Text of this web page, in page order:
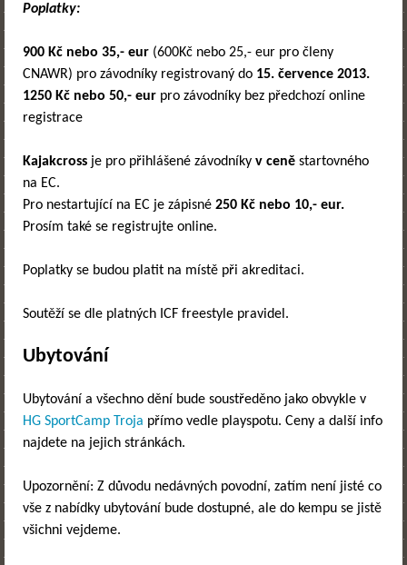
Poplatky:
900 Kč nebo 35,- eur (600Kč nebo 25,- eur pro členy
CNAWR) pro závodníky registrovaný do 15. července 2013.
1250 Kč nebo 50,- eur pro závodníky bez předchozí online
registrace
Kajakcross je pro přihlášené závodníky v ceně startovného
na EC.
Pro nestartující na EC je zápisné 250 Kč nebo 10,- eur.
Prosím také se registrujte online.
Poplatky se budou platit na místě při akreditaci.
Soutěží se dle platných ICF freestyle pravidel.
Ubytování
Ubytování a všechno dění bude soustředěno jako obvykle v
HG SportCamp Troja přímo vedle playspotu. Ceny a další info
najdete na jejich stránkách.
Upozornění: Z důvodu nedávných povodní, zatím není jisté co
vše z nabídky ubytování bude dostupné, ale do kempu se jistě
všichni vejdeme.